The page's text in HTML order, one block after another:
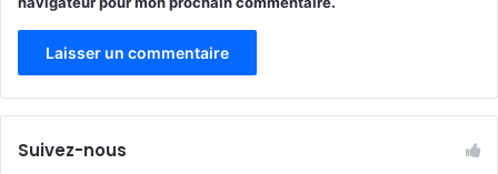
Suivez-nous